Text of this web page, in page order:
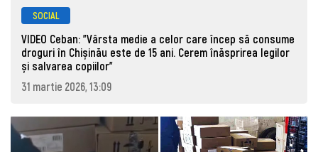
SOCIAL
VIDEO Ceban: "Vârsta medie a celor care încep să consume
droguri în Chișinău este de 15 ani. Cerem înăsprirea legilor
și salvarea copiilor"
31 martie 2026, 13:09